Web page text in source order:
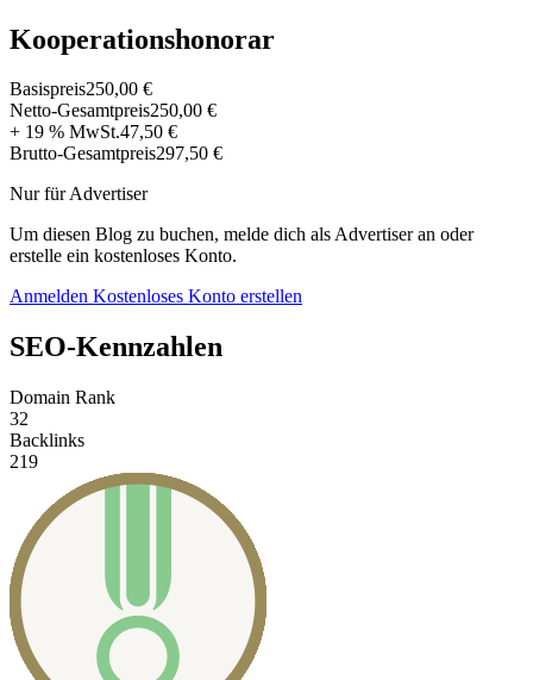
Kooperationshonorar
Basispreis250,00 €
Netto-Gesamtpreis250,00 €
+ 19 % MwSt.47,50 €
Brutto-Gesamtpreis297,50 €
Nur für Advertiser
Um diesen Blog zu buchen, melde dich als Advertiser an oder
erstelle ein kostenloses Konto.
Anmelden Kostenloses Konto erstellen
SEO-Kennzahlen
Domain Rank
32
Backlinks
219